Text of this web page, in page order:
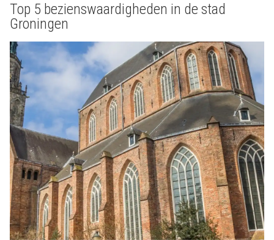
Top 5 bezienswaardigheden in de stad
Groningen